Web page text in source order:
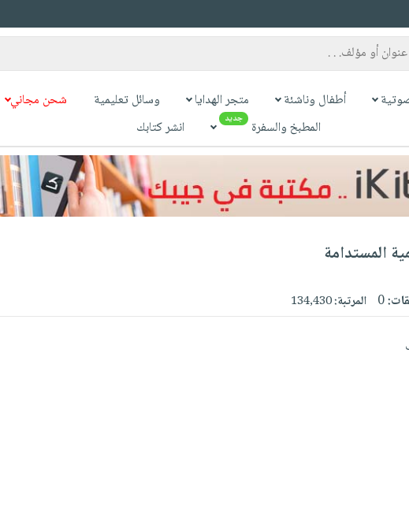
أطفال وناشئة متجر الهدايا وسائل تعليمية شحن مجاني
المطبخ والسفرة جديد انشر كتابك
المستدامة
0 المرتبة:134,430